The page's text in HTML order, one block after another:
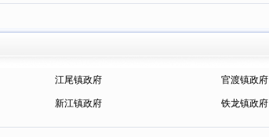
江尾镇政府 官渡镇政府
新江镇政府 铁龙镇政府